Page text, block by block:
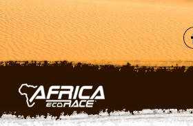
Aller au